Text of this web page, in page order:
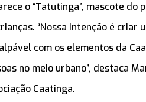
o “Tatutinga”, mascote do
“Nossa intenção é criar
com os elementos da
no meio urbano”, destaca
Caatinga.